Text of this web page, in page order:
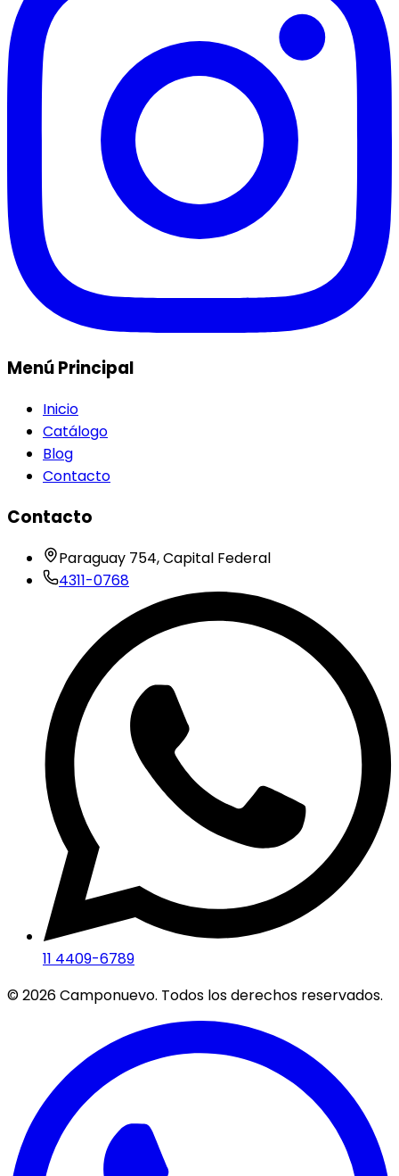
Menú Principal
Inicio
Catálogo
Blog
Contacto
Contacto
Paraguay 754, Capital Federal
4311-0768
11 4409-6789
©2026Camponuevo. Todos los derechos reservados.